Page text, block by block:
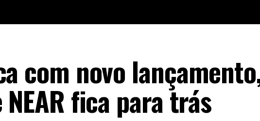
com novo
fica para trás